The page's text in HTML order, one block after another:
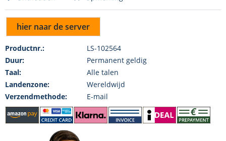
hier naar de server
Productnr.:
LS-102564
Duur:
Permanent geldig
Taal:
Alle talen
Landenzone:
Wereldwijd
Verzendmethode:
E-mail